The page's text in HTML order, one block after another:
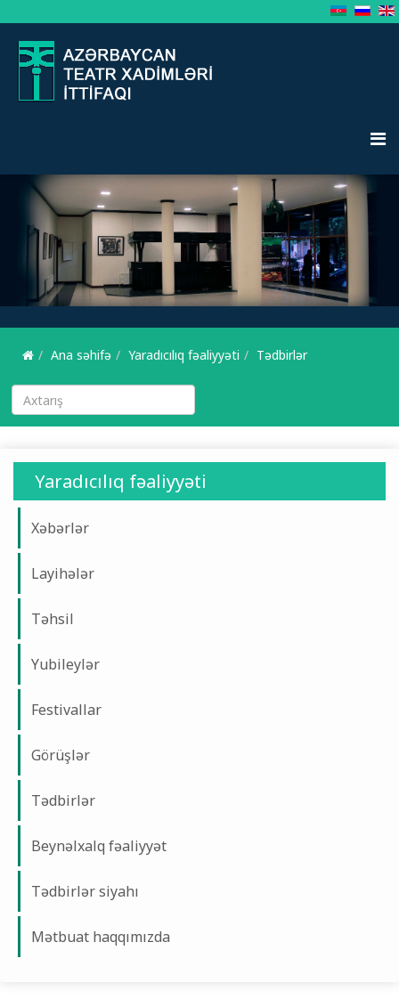
Ana səhifə Yaradıcılıq fəaliyyəti Tədbirlər
Yaradıcılıq fəaliyyəti
Xəbərlər
Layihələr
Təhsil
Yubileylər
Festivallar
Görüşlər
Tədbirlər
Beynəlxalq fəaliyyət
Tədbirlər siyahı
Mətbuat haqqımızda